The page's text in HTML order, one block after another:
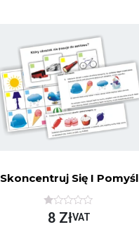
Skoncentruj Się I Pomyśl
O8 ZłVAT